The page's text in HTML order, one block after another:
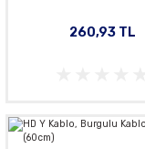
260,93 TL